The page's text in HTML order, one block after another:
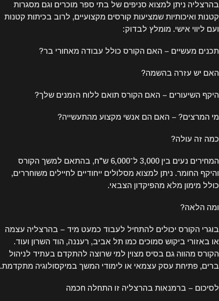
בהרצליה ניתן למצוא סניפים של בתי ספר מוכרים וגם מסגרות
קטנות ואיכותיות שמציעות קורסים מקצועיים, לרוב בכיתות קטנות
ועם ליווי אישי. מומלץ לבדוק:
תכנים מעשיים – האם הקורס כולל עבודה מאחורי בר?
האם יש עזרה בהשמה?
היקף השיעורים – האם הקורס תואם ללוח הזמנים שלך?
מי המרצים? – האם הם אנשי מקצוע מהתעשייה?
כמה זה עולה?
המחירים נעים בין 3,000 ל־6,000 ש"ח, בהתאם למשך הקורס
והיקף החומר. ניתן למצוא מסלולים ייחודיים לחיילים משוחררים,
כולל מימון מלא מהפיקדון הצבאי.
ומה הלאה?
בוגרי הקורס יכולים להתחיל לעבוד כמעט מיד – בהרצליה עצמה
או באזורי ביקוש סמוכים כמו תל אביב, רעננה, הוד השרון ועוד.
הקורס מהווה גם בסיס מצוין למי שרוצה להתקדם בעתיד לניהול
ברים, פתיחת עסק עצמאי או לימודי המשך במיקסולוגיה מתקדמת.
לסיכום – ברמנאות בהרצליה זו התחלה חכמה